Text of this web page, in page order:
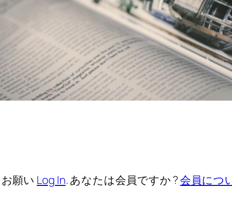
願い Log In. あなたは会員ですか ?会員につ